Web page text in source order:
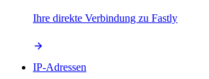
Ihre direkte Verbindung zu Fastly
IP-Adressen